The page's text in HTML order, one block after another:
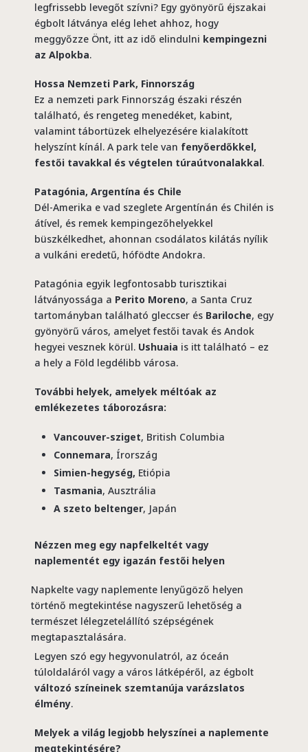
legfrissebb levegőt szívni? Egy gyönyörű éjszakai
égbolt látványa elég lehet ahhoz, hogy
meggyőzze Önt, itt az idő elindulni kempingezni
az Alpokba.
Hossa Nemzeti Park, Finnország
Ez a nemzeti park Finnország északi részén
található, és rengeteg menedéket, kabint,
valamint tábortüzek elhelyezésére kialakított
helyszínt kínál. A park tele van fenyőerdőkkel,
festői tavakkal és végtelen túraútvonalakkal.
Patagónia, Argentína és Chile
Dél-Amerika e vad szeglete Argentínán és Chilén is
átível, és remek kempingezőhelyekkel
büszkélkedhet, ahonnan csodálatos kilátás nyílik
a vulkáni eredetű, hófödte Andokra.
Patagónia egyik legfontosabb turisztikai
látványossága a Perito Moreno, a Santa Cruz
tartományban található gleccser és Bariloche, egy
gyönyörű város, amelyet festői tavak és Andok
hegyei vesznek körül. Ushuaia is itt található – ez
a hely a Föld legdélibb városa.
További helyek, amelyek méltóak az
emlékezetes táborozásra:
Vancouver-sziget, British Columbia
Connemara, Írország
Simien-hegység, Etiópia
Tasmania, Ausztrália
A szeto beltenger, Japán
Nézzen meg egy napfelkeltét vagy
naplementét egy igazán festői helyen
Napkelte vagy naplemente lenyűgöző helyen
történő megtekintése nagyszerű lehetőség a
természet lélegzetelállító szépségének
megtapasztalására.
Legyen szó egy hegyvonulatról, az óceán
túloldaláról vagy a város látképéről, az égbolt
változó színeinek szemtanúja varázslatos
élmény.
Melyek a világ legjobb helyszínei a naplemente
megtekintésére?